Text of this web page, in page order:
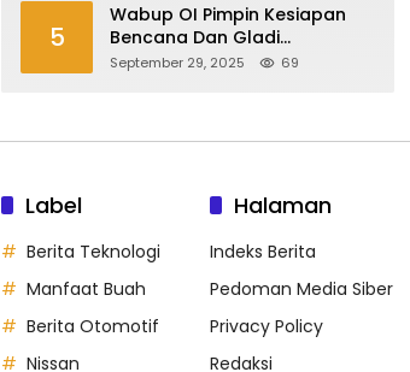
Periode 2025-2027
5
Wabup OI Pimpin Kesiapan
Bencana Dan Gladi
Kesiapsiagaan Bencana Asap
September 29, 2025 69
Label
Berita Teknologi
Manfaat Buah
Berita Otomotif
Nissan
Halaman
Indeks Berita
Pedoman Media Siber
Privacy Policy
Redaksi